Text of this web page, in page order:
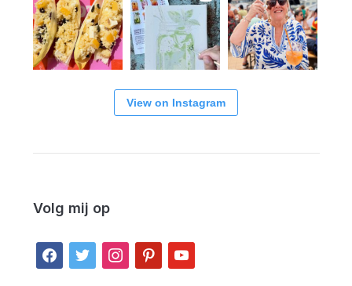
View on Instagram
Volg mij op
facebook
twitter instagrampinterestyoutube